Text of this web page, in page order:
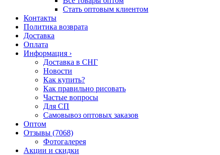
Стать оптовым клиентом
Контакты
Политика возврата
Доставка
Оплата
Информация ›
Доставка в СНГ
Новости
Как купить?
Как правильно рисовать
Частые вопросы
Для СП
Самовывоз оптовых заказов
Оптом
Отзывы (7068)
Фотогалерея
Акции и скидки